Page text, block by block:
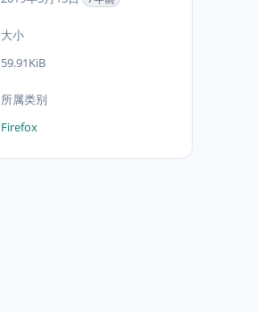
大小
59.91KiB
所属类别
Firefox